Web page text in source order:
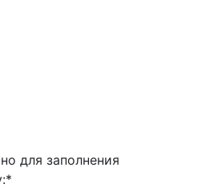
для заполнения
*